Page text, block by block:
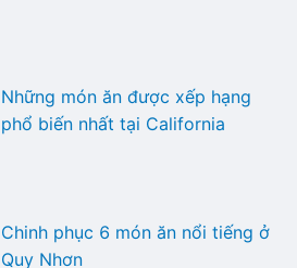
Những món ăn được xếp hạng
phổ biến nhất tại California
Chinh phục 6 món ăn nổi tiếng ở
Quy Nhơn